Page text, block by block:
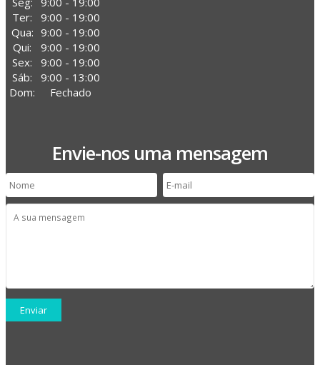
Ter:
9:00 - 19:00
Qua: 9:00 - 19:00
Qui:
9:00 - 19:00
Sex:
9:00 - 19:00
Sáb:
9:00 - 13:00
Dom:
Fechado
Envie-nos uma mensagem